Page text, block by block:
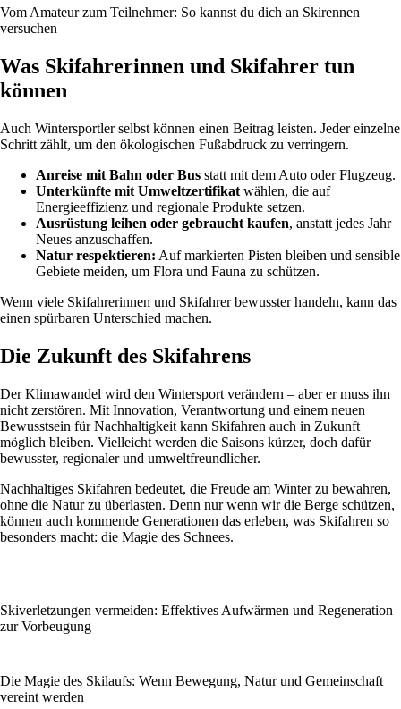
Vom Amateur zum Teilnehmer: So kannst du dich an Skirennen
versuchen
Was Skifahrerinnen und Skifahrer tun
können
Auch Wintersportler selbst können einen Beitrag leisten. Jeder einzelne
Schritt zählt, um den ökologischen Fußabdruck zu verringern.
Anreise mit Bahn oder Bus statt mit dem Auto oder Flugzeug.
Unterkünfte mit Umweltzertifikat wählen, die auf
Energieeffizienz und regionale Produkte setzen.
Ausrüstung leihen oder gebraucht kaufen, anstatt jedes Jahr
Neues anzuschaffen.
Natur respektieren: Auf markierten Pisten bleiben und sensible
Gebiete meiden, um Flora und Fauna zu schützen.
Wenn viele Skifahrerinnen und Skifahrer bewusster handeln, kann das
einen spürbaren Unterschied machen.
Die Zukunft des Skifahrens
Der Klimawandel wird den Wintersport verändern – aber er muss ihn
nicht zerstören. Mit Innovation, Verantwortung und einem neuen
Bewusstsein für Nachhaltigkeit kann Skifahren auch in Zukunft
möglich bleiben. Vielleicht werden die Saisons kürzer, doch dafür
bewusster, regionaler und umweltfreundlicher.
Nachhaltiges Skifahren bedeutet, die Freude am Winter zu bewahren,
ohne die Natur zu überlasten. Denn nur wenn wir die Berge schützen,
können auch kommende Generationen das erleben, was Skifahren so
besonders macht: die Magie des Schnees.
Skiverletzungen vermeiden: Effektives Aufwärmen und Regeneration
zur Vorbeugung
Die Magie des Skilaufs: Wenn Bewegung, Natur und Gemeinschaft
vereint werden